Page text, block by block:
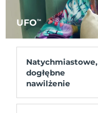
UFOTM
Natychmiastowe,
dogłębne
nawilżenie